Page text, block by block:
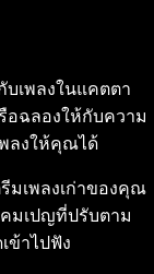
เพลงในแคตตา
ฉลองให้กับความ
พลงให้คุณได้
มเพลงเก่าของคุณ
คมเปญที่ปรับตาม
ข้าไปฟัง